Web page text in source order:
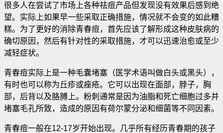
很多人在尝试了市场上各种祛痘产品但发现没有效果后感到绝
望。实际上如果早一些采取正确措施，情况就不会变的如此糟
糕。为了更好的消除青春痘，首先应该了解形成这种皮肤病的
确切原因，然后有针对性的采取措施，才可以迅速治愈或至少
减轻症状。
青春痘实际上是一种毛囊堵塞（医学术语叫做白头或黑头），
有时也可以称为丘疹或痤疮。它可以出现在面部，脖子，胸
部，后背以及胳膊上。粉刺通常是因为油脂和死亡细胞过多并
堵塞毛孔所致，造成的原因有荷尔蒙分泌和细菌等不同因素。
青春痘一般在12-17岁开始出现。几乎所有经历青春期的孩子